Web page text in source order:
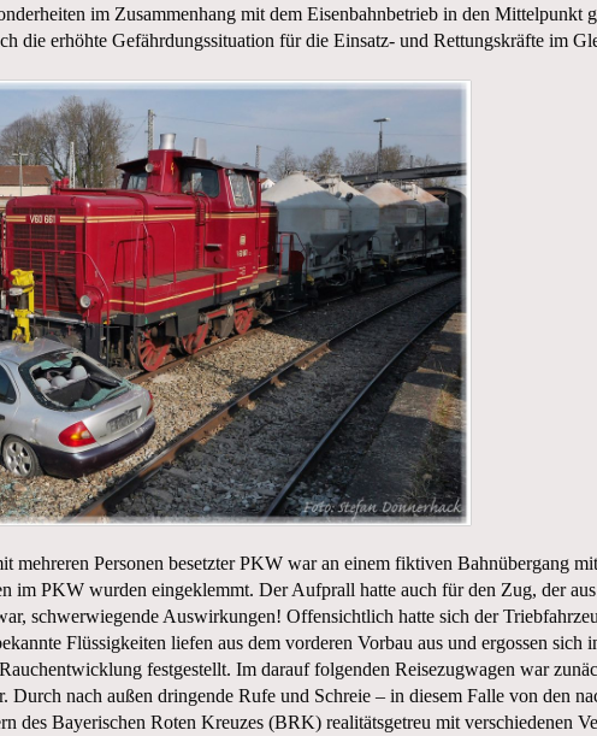
im Zusammenhang mit dem Eisenbahnbetrieb in den
die erhöhte Gefährdungssituation für die Einsatz- und Rettungskräfte im
mehreren Personen besetzter PKW war an einem fiktiven Bahnübergang
im PKW wurden eingeklemmt. Der Aufprall hatte auch für den Zug, der
schwerwiegende Auswirkungen! Offensichtlich hatte sich der
Flüssigkeiten liefen aus dem vorderen Vorbau aus und ergossen
festgestellt. Im darauf folgenden Reisezugwagen war
Durch nach außen dringende Rufe und Schreie – in diesem Falle von den
des Bayerischen Roten Kreuzes (BRK) realitätsgetreu mit verschiedenen